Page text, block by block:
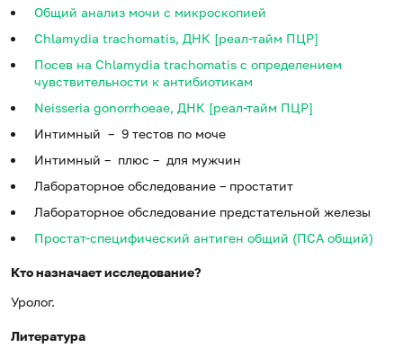
Общий анализ мочи с микроскопией
Chlamydia trachomatis, ДНК [реал-тайм ПЦР]
Посев на Chlamydia trachomatis с определением
чувствительности к антибиотикам
Neisseria gonorrhoeae, ДНК [реал-тайм ПЦР]
Интимный – 9 тестов по моче
Интимный – плюс – для мужчин
Лабораторное обследование – простатит
Лабораторное обследование предстательной железы
Простат-специфический антиген общий (ПСА общий)
Кто назначает исследование?
Уролог.
Литература